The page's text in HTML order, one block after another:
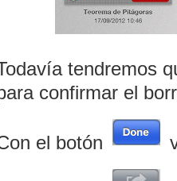
tendremos
confirmar el
el botón